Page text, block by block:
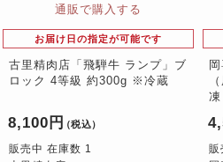
お届け日の指定が可能です
古里精肉店「飛騨牛 ランプ」ブ
ロック 4等級 約300g ※冷蔵
8,100円 （税込）
販売中 在庫数 1
凍
販